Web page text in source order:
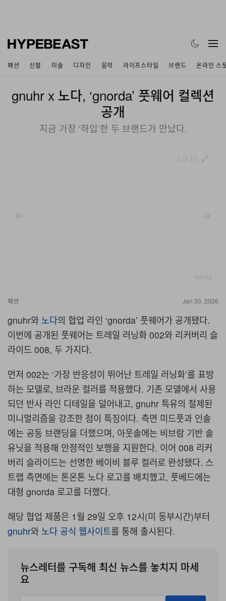
패션 신발 미술 디자인 음악 라이프스타일 브랜드 온라인 스
gnuhr x 노다, ‘gnorda’ 풋웨어 컬렉션
공개
지금 가장 ‘하입’한 두 브랜드가 만났다.
패션 Jan 30, 2026
gnuhr와 노다의 협업 라인 ‘gnorda’ 풋웨어가 공개됐다.
이번에 공개된 풋웨어는 트레일 러닝화 002와 리커버리 슬
라이드 008, 두 가지다.
먼저 002는 ‘가장 반응성이 뛰어난 트레일 러닝화’를 표방
하는 모델로, 브라운 컬러를 적용했다. 기존 모델에서 사용
되던 반사 라인 디테일을 덜어내고, gnuhr 특유의 절제된
미니멀리즘을 강조한 점이 특징이다. 측면 미드풋과 인솔
에는 공동 브랜딩을 더했으며, 아웃솔에는 비브람 기반 솔
유닛을 적용해 안정적인 보행을 지원한다. 이어 008 리커
버리 슬라이드는 선명한 베이비 블루 컬러로 완성됐다. 스
트랩 측면에는 톤온톤 노다 로고를 배치했고, 풋베드에는
대형 gnorda 로고를 더했다.
해당 협업 제품은 1월 29일 오후 12시(미 동부시간)부터
gnuhr와 노다 공식 웹사이트를 통해 출시된다.
뉴스레터를 구독해 최신 뉴스를 놓치지 마세
요